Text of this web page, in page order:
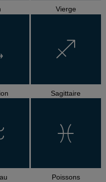
Vierge
Sagittaire
Poissons